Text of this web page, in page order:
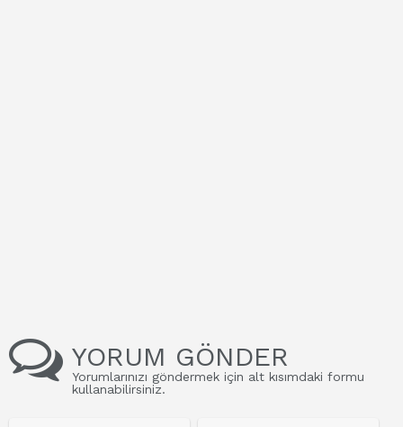
YORUM GÖNDER
Yorumlarınızı göndermek için alt kısımdaki formu
kullanabilirsiniz.